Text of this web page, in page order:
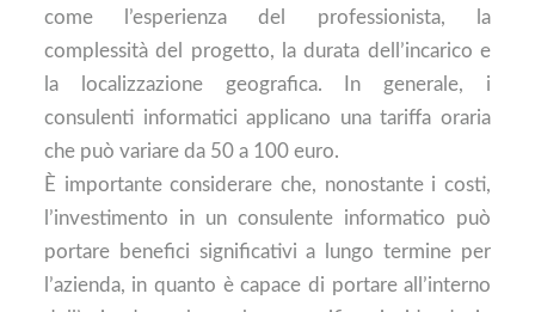
come l’esperienza del professionista, la
complessità del progetto, la durata dell’incarico e
la localizzazione geografica. In generale, i
consulenti informatici applicano una tariffa oraria
che può variare da 50 a 100 euro.
È importante considerare che, nonostante i costi,
l’investimento in un consulente informatico può
portare benefici significativi a lungo termine per
l’azienda, in quanto è capace di portare all’interno